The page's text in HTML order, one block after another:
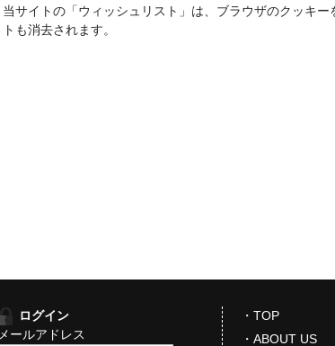
当サイトの「ウィッシュリスト」は、ブラウザのクッキ
トも消去されます。
ログイン
メールアドレス
・TOP
・ABOUT US